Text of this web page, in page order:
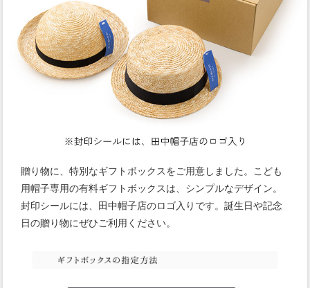
贈り物に、特別なギフトボックスをご用意しました。こども
用帽子専用の有料ギフトボックスは、シンプルなデザイン。
封印シールには、田中帽子店のロゴ入りです。誕生日や記念
日の贈り物にぜひご利用ください。